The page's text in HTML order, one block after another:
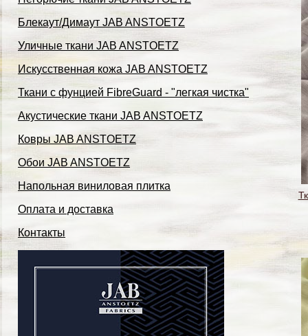
Блекаут/Димаут JAB ANSTOETZ
Уличные ткани JAB ANSTOETZ
Искусственная кожа JAB ANSTOETZ
Ткани с фунцией FibreGuard - "легкая чистка"
Акустические ткани JAB ANSTOETZ
Ковры JAB ANSTOETZ
Обои JAB ANSTOETZ
Напольная виниловая плитка
Оплата и доставка
Контакты